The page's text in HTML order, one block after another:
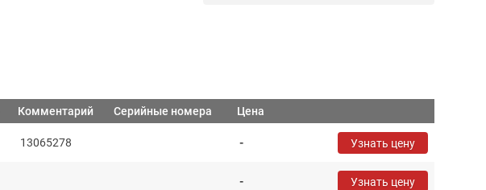
Комментарий Серийные номера Цена
13065278 - Узнать цену
- Узнать цену